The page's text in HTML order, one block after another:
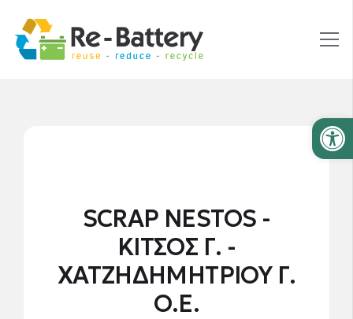
SCRAP NESTOS -
ΚΙΤΣΟΣ Γ. -
ΧΑΤΖΗΔΗΜΗΤΡΙΟΥ Γ.
Ο.Ε.